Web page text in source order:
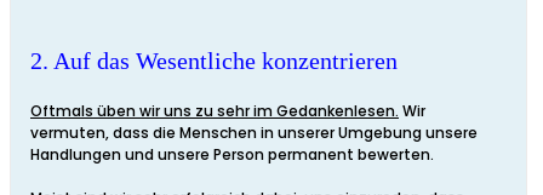
2. Auf das Wesentliche konzentrieren
Oftmals üben wir uns zu sehr im Gedankenlesen. Wir
vermuten, dass die Menschen in unserer Umgebung unsere
Handlungen und unsere Person permanent bewerten.